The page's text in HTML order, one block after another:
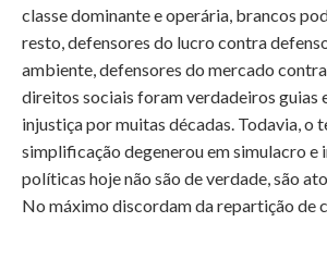
classe dominante e operária, brancos
resto, defensores do lucro contra
ambiente, defensores do mercado
direitos sociais foram verdadeiros guias
injustiça por muitas décadas. Todavia, o
simplificação degenerou em simulacro e
políticas hoje não são de verdade, são
No máximo discordam da repartição de